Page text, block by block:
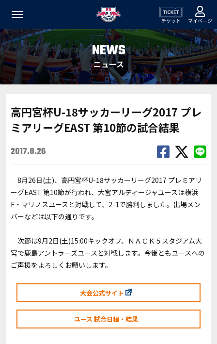
チケット マイページ
NEWS
ニュース
高円宮杯U-18サッカーリーグ2017 プレ
ミアリーグEAST 第10節の試合結果
2017.8.26
8月26日(土)、高円宮杯U-18サッカーリーグ2017 プレミアリ
ーグEAST 第10節が行われ、大宮アルディージャユースは横浜
F・マリノスユースと対戦して、2-1で勝利しました。出場メン
バーなどは以下の通りです。
次節は9月2日(土)15:00キックオフ、ＮＡＣＫ５スタジアム大
宮で鹿島アントラーズユースと対戦します。今後ともユースへの
ご声援をよろしくお願いします。
大会公式サイト
ユース 試合日程・結果